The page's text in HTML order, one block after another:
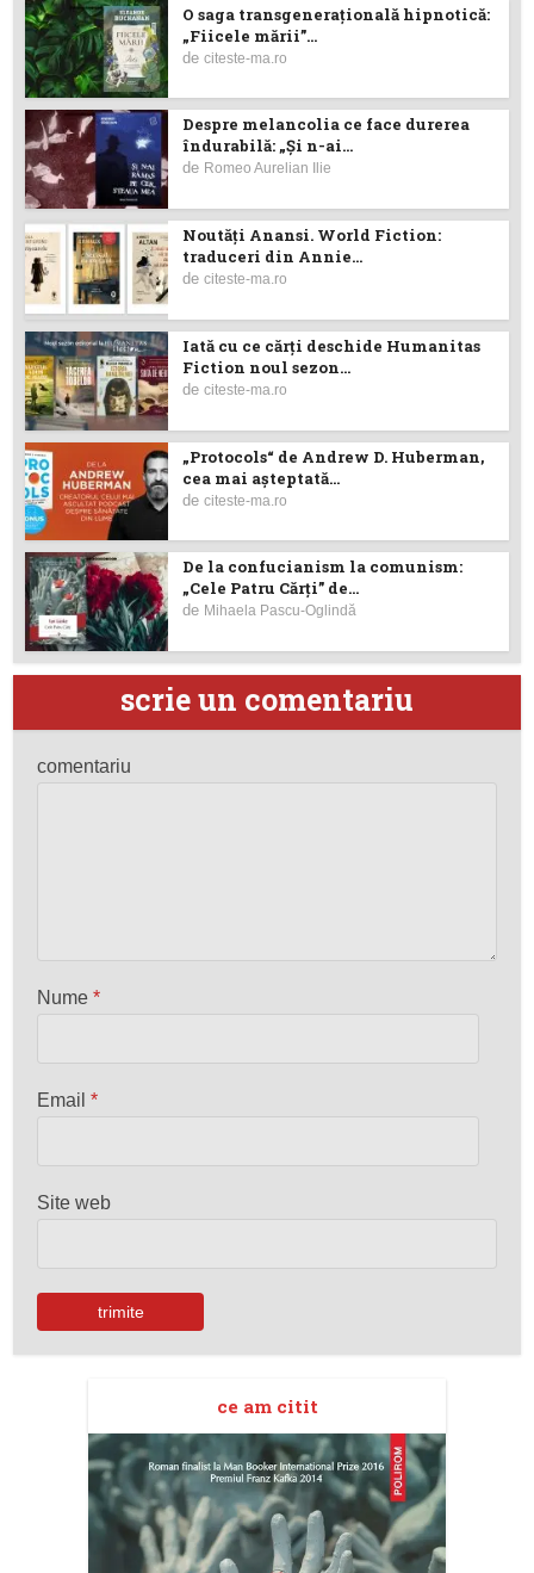
O saga transgenerațională hipnotică:
„Fiicele mării”...
deciteste-ma.ro
Despre melancolia ce face durerea
îndurabilă: „Și n-ai...
de Romeo Aurelian Ilie
Noutăţi Anansi. World Fiction:
traduceri din Annie...
deciteste-ma.ro
Iată cu ce cărţi deschide Humanitas
Fiction noul sezon...
deciteste-ma.ro
„Protocols“ de Andrew D. Huberman,
cea mai așteptată...
deciteste-ma.ro
De la confucianism la comunism:
„Cele Patru Cărți” de...
de Mihaela Pascu-Oglindă
scrie un comentariu
comentariu
Nume*
Email*
Site web
ce am citit